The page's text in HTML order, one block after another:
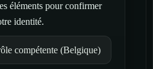
éléments pour confirmer
identité.
compétente (Belgique)